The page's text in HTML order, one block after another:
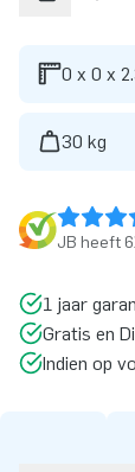
0 x 0 x
30 kg
JB heeft
1 jaar
Gratis en
Indien op